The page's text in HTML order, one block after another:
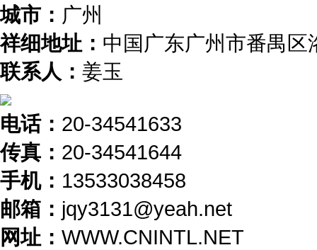
城市： 广州
祥细地址： 中国广东广州市番禺
联系人： 姜玉
电话： 20-34541633
传真： 20-34541644
手机： 13533038458
邮箱： jqy3131@yeah.net
网址： WWW.CNINTL.NET